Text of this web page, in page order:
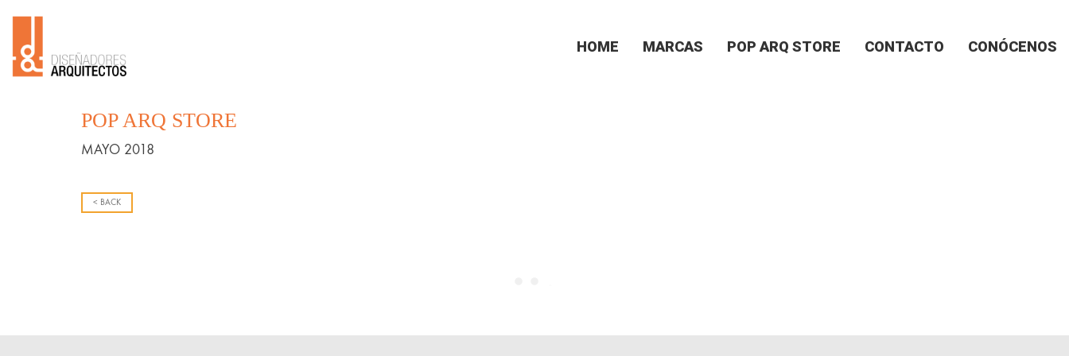
HOME MARCAS POP ARQ STORE CONTACTO CONÓCENOS
POP ARQ STORE
MAYO 2018
< BACK